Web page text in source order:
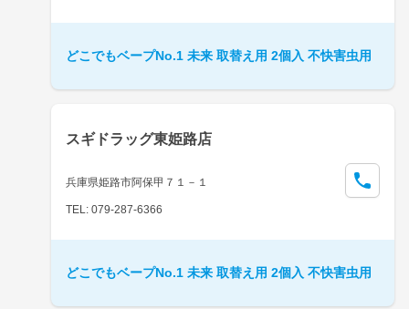
どこでもベープNo.1 未来 取替え用 2個入 不快害虫用
スギドラッグ東姫路店
兵庫県姫路市阿保甲７１－１
TEL: 079-287-6366
どこでもベープNo.1 未来 取替え用 2個入 不快害虫用